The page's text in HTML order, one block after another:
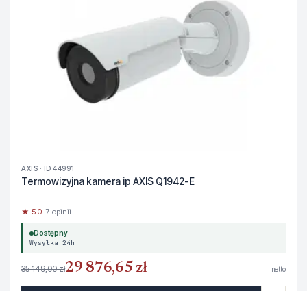
AXIS · ID 44991
Termowizyjna kamera ip AXIS Q1942-E
★ 5.0· 7 opinii
Dostępny
Wysyłka 24h
35 149,00 zł29 876,65 zł netto